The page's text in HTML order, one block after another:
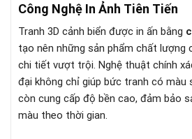
Công Nghệ In Ảnh Tiên Tiến
Tranh 3D cảnh biển được in ấn bằng
tạo nên những sản phẩm chất lượng
chi tiết vượt trội. Nghệ thuật chính
đại không chỉ giúp bức tranh có
còn cung cấp độ bền cao, đảm bảo
màu theo thời gian.